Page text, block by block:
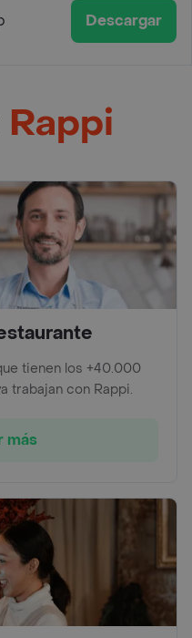
Descargar
Rappi
tienen los +40.000
trabajan con Rappi.
más